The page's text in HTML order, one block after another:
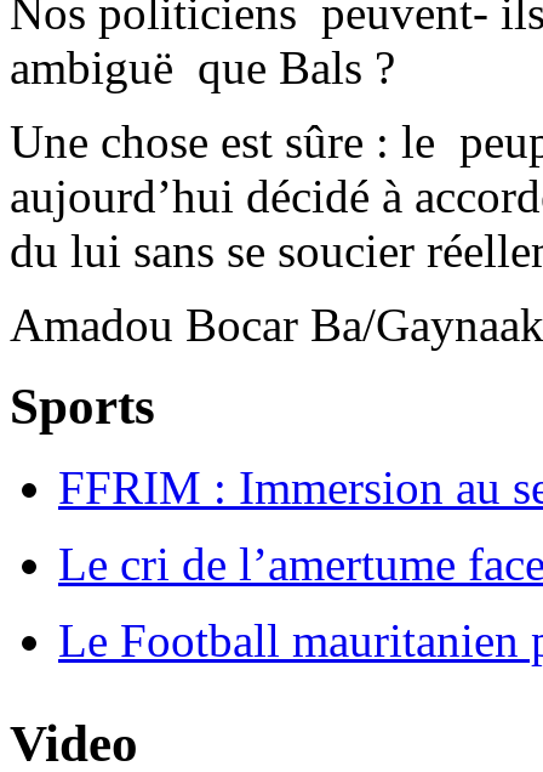
Nos politiciens peuvent-
ambiguë que Bals ?
Une chose est sûre : le
aujourd’hui décidé à
du lui sans se soucier
Amadou Bocar Ba/
Sports
FFRIM : Immersion au
Le cri de l’amertume
Le Football mauritanien
Video